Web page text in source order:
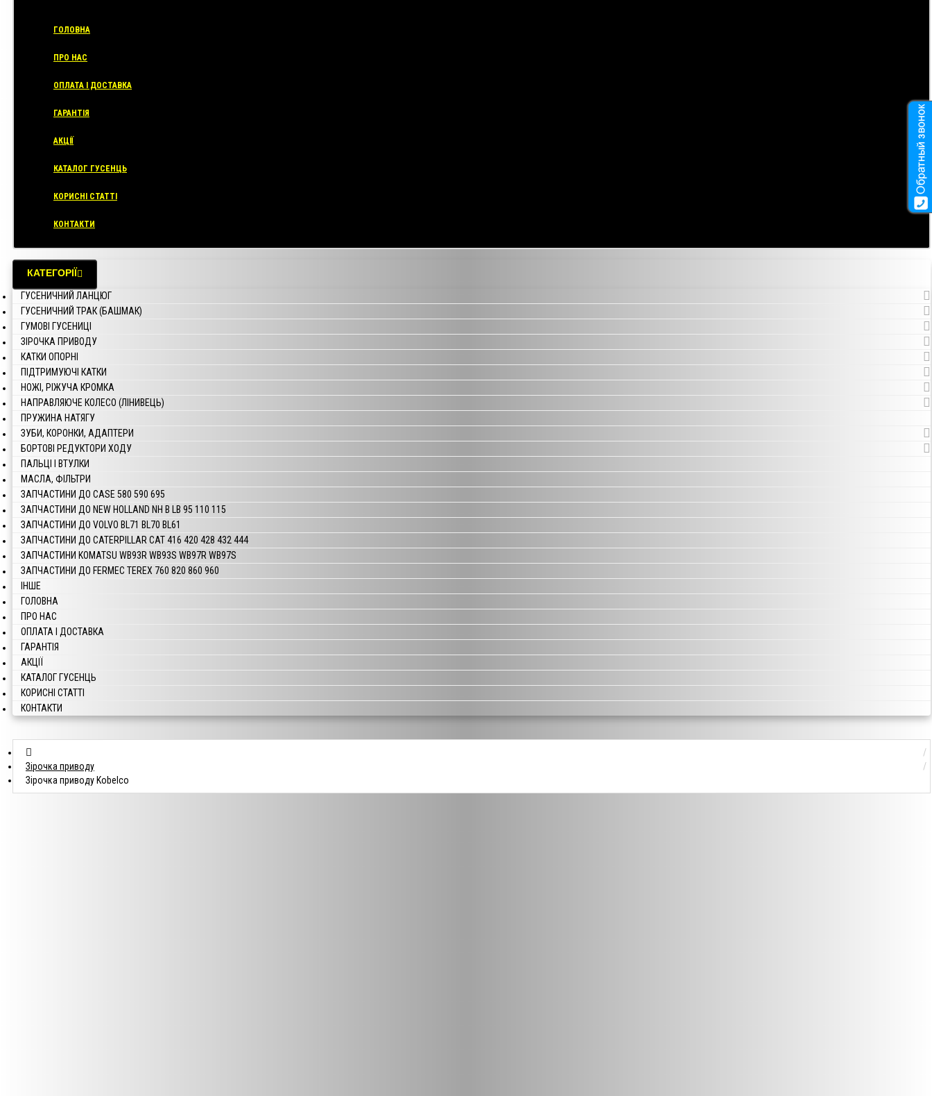
ГОЛОВНА
ПРО НАС
ОПЛАТА І ДОСТАВКА
ГАРАНТІЯ
АКЦІЇ
КАТАЛОГ ГУСЕНЦЬ
КОРИСНІ СТАТТІ
КОНТАКТИ
КАТЕГОРІЇ
ГУСЕНИЧНИЙ ЛАНЦЮГ
ГУСЕНИЧНИЙ ТРАК (БАШМАК)
ГУМОВІ ГУСЕНИЦІ
ЗІРОЧКА ПРИВОДУ
КАТКИ ОПОРНІ
ПІДТРИМУЮЧІ КАТКИ
НОЖІ, РІЖУЧА КРОМКА
НАПРАВЛЯЮЧЕ КОЛЕСО (ЛІНИВЕЦЬ)
ПРУЖИНА НАТЯГУ
ЗУБИ, КОРОНКИ, АДАПТЕРИ
БОРТОВІ РЕДУКТОРИ ХОДУ
ПАЛЬЦІ І ВТУЛКИ
МАСЛА, ФІЛЬТРИ
ЗАПЧАСТИНИ ДО CASE 580 590 695
ЗАПЧАСТИНИ ДО NEW HOLLAND NH B LB 95 110 115
ЗАПЧАСТИНИ ДО VOLVO BL71 BL70 BL61
ЗАПЧАСТИНИ ДО CATERPILLAR CAT 416 420 428 432 444
ЗАПЧАСТИНИ KOMATSU WB93R WB93S WB97R WB97S
ЗАПЧАСТИНИ ДО FERMEC TEREX 760 820 860 960
ІНШЕ
ГОЛОВНА
ПРО НАС
ОПЛАТА І ДОСТАВКА
ГАРАНТІЯ
АКЦІЇ
КАТАЛОГ ГУСЕНЦЬ
КОРИСНІ СТАТТІ
КОНТАКТИ
Зірочка приводу
Зірочка приводу Kobelco